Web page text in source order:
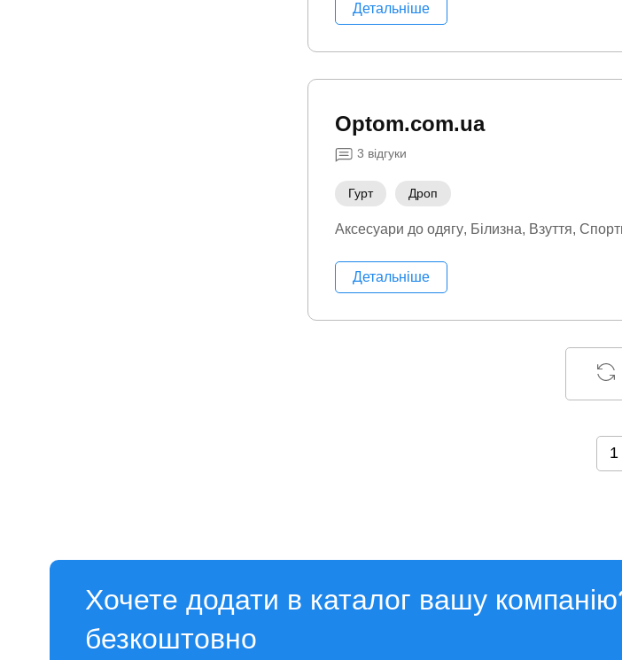
Детальніше
Optom.com.ua
3 відгуки
Гурт Дроп
Аксесуари до одягу Білизна Взуття
Детальніше
1
Хочете додати в каталог вашу
безкоштовно